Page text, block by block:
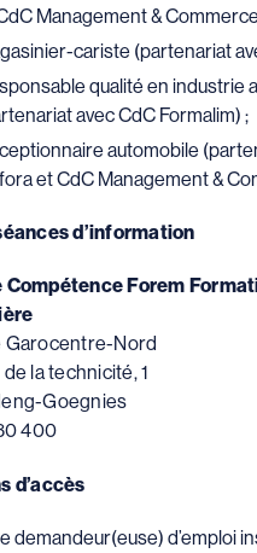
Management &
cariste (partenariat
qualité en industrie
avec CdC Formalim) ;
automobile
et CdC Management &
d’information
Compétence Forem
Garocentre-Nord
la technicité, 1
Goegnies
400
d’accès
demandeur(euse) d’emploi